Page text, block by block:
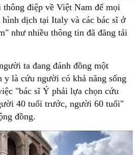
thông điệp về Việt Nam để mọi
dịch tại Italy và các bác sĩ ở
như nhiều thông tin đã đăng tải
ta đang đánh đồng một
y là cứu người có khả năng sống
"bác sĩ Ý phải lựa chọn cứu
40 tuổi trước, người 60 tuổi"
đồng.